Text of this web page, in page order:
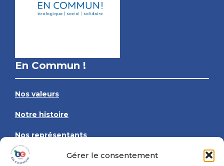
Gérer le consentement
En Commun !
Nos valeurs
Notre histoire
Nos représentants
Contactez-nous